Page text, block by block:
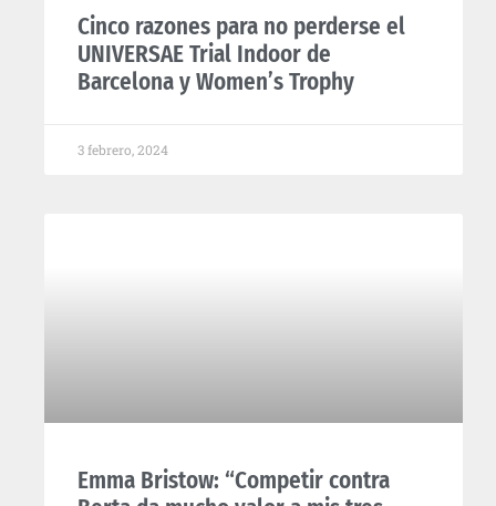
Cinco razones para no perderse el
UNIVERSAE Trial Indoor de
Barcelona y Women’s Trophy
3 febrero, 2024
Emma Bristow: “Competir contra